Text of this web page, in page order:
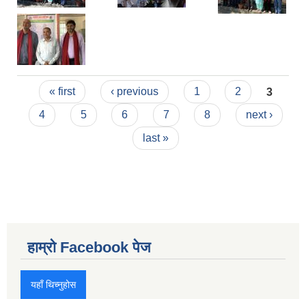
Pages
« first ‹ previous 1 2
3
4
5 6 7 8
next ›
last »
हाम्रो Facebook पेज
यहाँ थिच्नुहोस